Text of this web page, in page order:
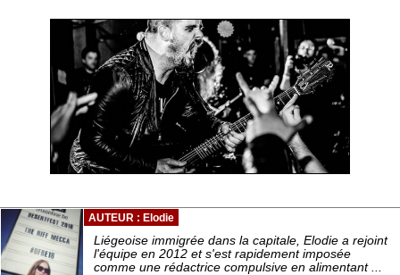
AUTEUR : Elodie
Liégeoise immigrée dans la capitale, Elodie a rejoint
l'équipe en 2012 et s'est rapidement imposée
comme une rédactrice compulsive en alimentant ...